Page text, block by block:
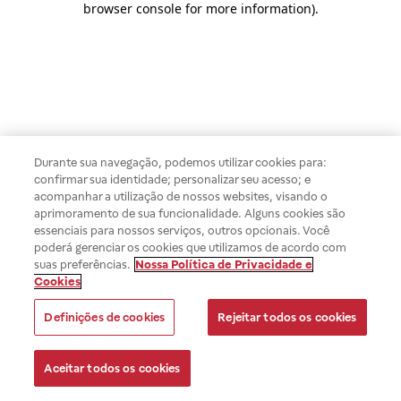
browser console for more information).
Durante sua navegação, podemos utilizar cookies para:
confirmar sua identidade; personalizar seu acesso; e
acompanhar a utilização de nossos websites, visando o
aprimoramento de sua funcionalidade. Alguns cookies são
essenciais para nossos serviços, outros opcionais. Você
poderá gerenciar os cookies que utilizamos de acordo com
suas preferências. Nossa Política de Privacidade e
Cookies
Definições de cookies Rejeitar todos os cookies
Aceitar todos os cookies